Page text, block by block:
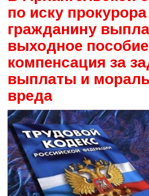
по иску прокурора
гражданину
выходное
компенсация за
выплаты и
вреда